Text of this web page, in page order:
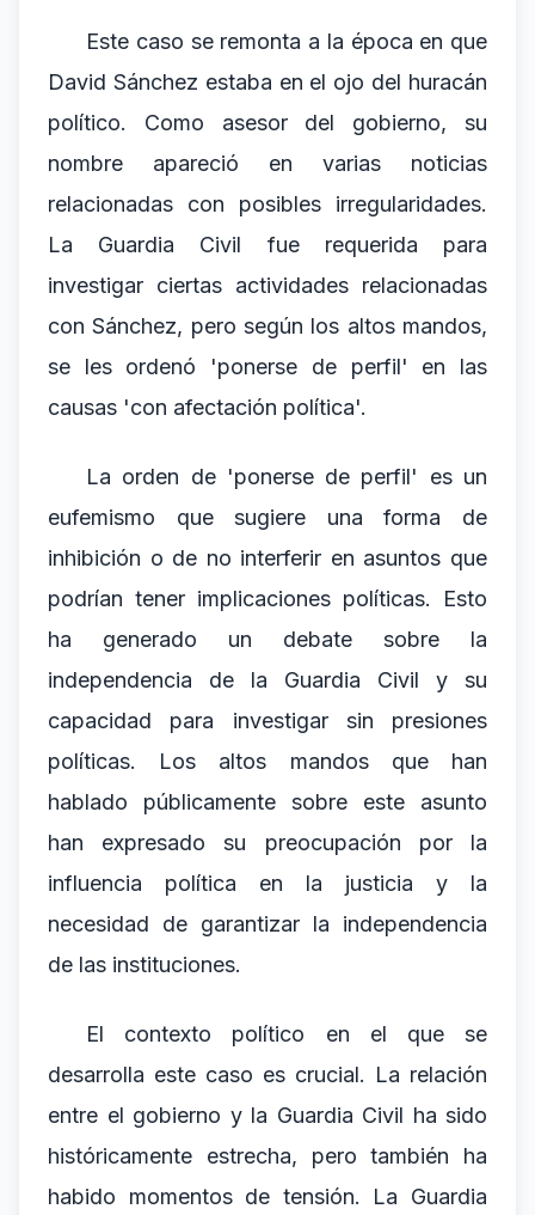
Este caso se remonta a la época en que
David Sánchez estaba en el ojo del huracán
político. Como asesor del gobierno, su
nombre apareció en varias noticias
relacionadas con posibles irregularidades.
La Guardia Civil fue requerida para
investigar ciertas actividades relacionadas
con Sánchez, pero según los altos mandos,
se les ordenó 'ponerse de perfil' en las
causas 'con afectación política'.
La orden de 'ponerse de perfil' es un
eufemismo que sugiere una forma de
inhibición o de no interferir en asuntos que
podrían tener implicaciones políticas. Esto
ha generado un debate sobre la
independencia de la Guardia Civil y su
capacidad para investigar sin presiones
políticas. Los altos mandos que han
hablado públicamente sobre este asunto
han expresado su preocupación por la
influencia política en la justicia y la
necesidad de garantizar la independencia
de las instituciones.
El contexto político en el que se
desarrolla este caso es crucial. La relación
entre el gobierno y la Guardia Civil ha sido
históricamente estrecha, pero también ha
habido momentos de tensión. La Guardia